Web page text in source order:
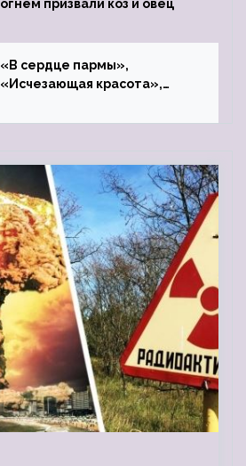
огнём призвали коз и овец
«В сердце пармы»,
«Исчезающая красота»,